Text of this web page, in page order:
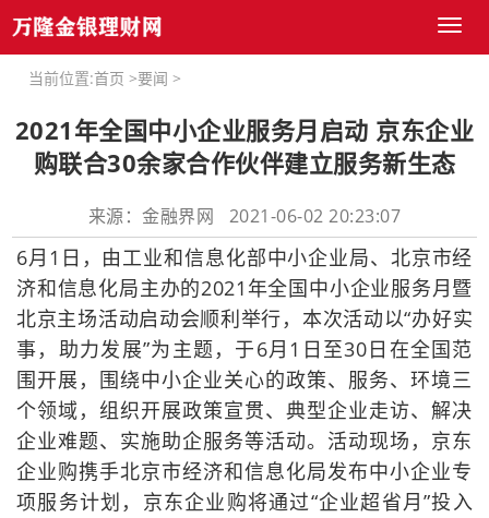
Toggle
当前位置:首页 >要闻 >
2021年全国中小企业服务月启动 京东企业
购联合30余家合作伙伴建立服务新生态
来源：金融界网 2021-06-02 20:23:07
6月1日，由工业和信息化部中小企业局、北京市经
济和信息化局主办的2021年全国中小企业服务月暨
北京主场活动启动会顺利举行，本次活动以“办好实
事，助力发展”为主题，于6月1日至30日在全国范
围开展，围绕中小企业关心的政策、服务、环境三
个领域，组织开展政策宣贯、典型企业走访、解决
企业难题、实施助企服务等活动。活动现场，京东
企业购携手北京市经济和信息化局发布中小企业专
项服务计划，京东企业购将通过“企业超省月”投入